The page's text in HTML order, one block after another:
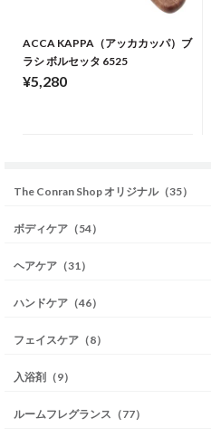
ACCA KAPPA（アッカカッパ）ブ
ラシ ボルセッタ 6525
¥5,280
The Conran Shop オリジナル（35）
ボディケア（54）
ヘアケア（31）
ハンドケア（46）
フェイスケア（8）
入浴剤（9）
ルームフレグランス（77）